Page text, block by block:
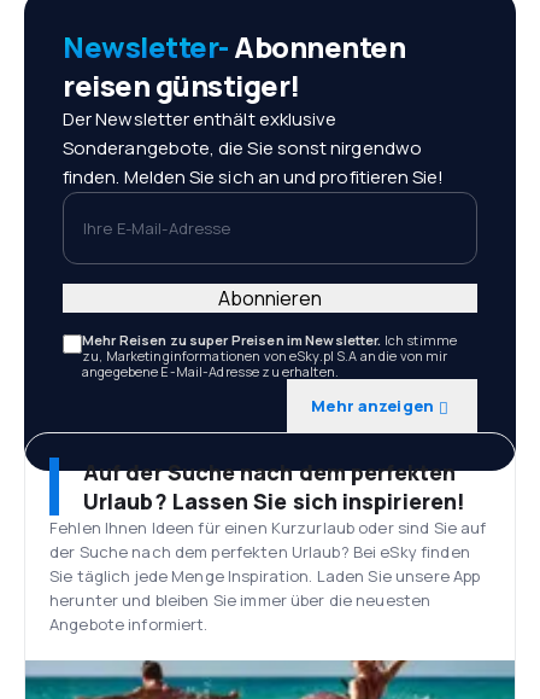
Newsletter-Abonnenten
reisen günstiger!
Der Newsletter enthält exklusive
Sonderangebote, die Sie sonst nirgendwo
finden. Melden Sie sich an und profitieren Sie!
Ihre E-Mail-Adresse
Mehr Reisen zu super Preisen im Newsletter. Ich stimme
zu, Marketinginformationen von eSky.pl S.A an die von mir
angegebene E-Mail-Adresse zu erhalten.
Mehr anzeigen
Abonnieren
Auf der Suche nach dem perfekten
Urlaub? Lassen Sie sich inspirieren!
Fehlen Ihnen Ideen für einen Kurzurlaub oder sind Sie auf
der Suche nach dem perfekten Urlaub? Bei eSky finden
Sie täglich jede Menge Inspiration. Laden Sie unsere App
herunter und bleiben Sie immer über die neuesten
Angebote informiert.